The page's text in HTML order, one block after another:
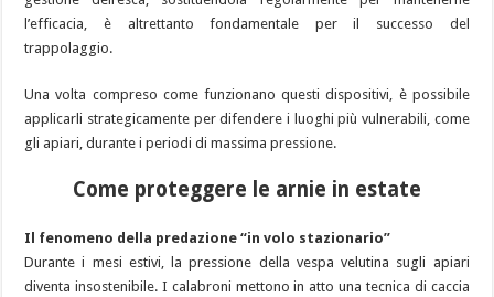
l’efficacia, è altrettanto fondamentale per il successo del
trappolaggio.
Una volta compreso come funzionano questi dispositivi, è possibile
applicarli strategicamente per difendere i luoghi più vulnerabili, come
gli apiari, durante i periodi di massima pressione.
Come proteggere le arnie in estate
Il fenomeno della predazione “in volo stazionario”
Durante i mesi estivi, la pressione della vespa velutina sugli apiari
diventa insostenibile. I calabroni mettono in atto una tecnica di caccia